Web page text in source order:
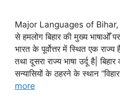
Major Languages of Bihar,
से हमलोग बिहार की मुख्य भाषाओँ
भारत के पूर्वोत्तर में स्थित एक राज्य
तथा दूसरा राज्य भाषा उर्दू है| बिहार
सन्यासियों के ठहरने के स्थान
more